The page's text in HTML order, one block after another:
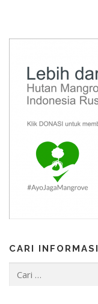
CARI INFORMASI
untuk: